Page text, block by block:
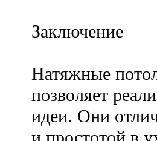
Заключение
Натяжные
позволяет
идеи. Они